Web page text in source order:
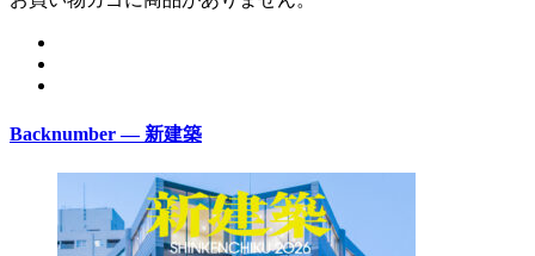
Backnumber — 新建築